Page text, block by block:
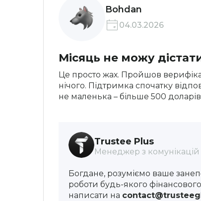
Bohdan
04.03.2026
Місяць не можу
Це просто жах. Пройшов
нічого. Підтримка спочатку
не маленька – більше 500
Trustee Plus
Менеджер з
Богдане, розуміємо ваше
роботи будь-якого
написати на